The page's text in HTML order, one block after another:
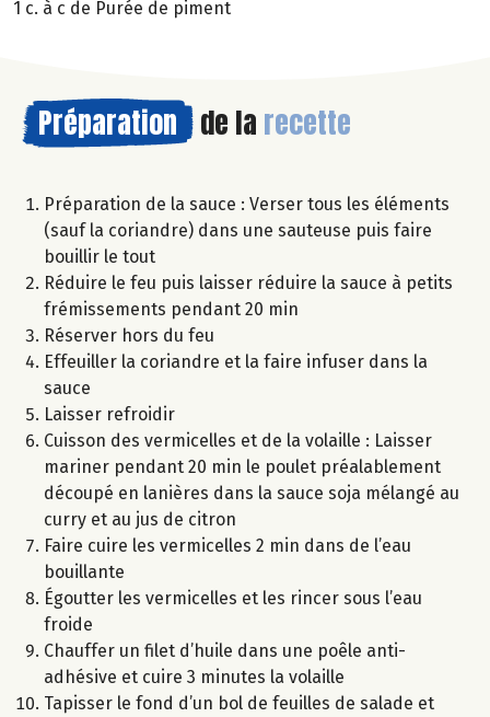
1 c. à c de Purée de piment
Préparation de la recette
Préparation de la sauce : Verser tous les éléments
(sauf la coriandre) dans une sauteuse puis faire
bouillir le tout
Réduire le feu puis laisser réduire la sauce à petits
frémissements pendant 20 min
Réserver hors du feu
Effeuiller la coriandre et la faire infuser dans la
sauce
Laisser refroidir
Cuisson des vermicelles et de la volaille : Laisser
mariner pendant 20 min le poulet préalablement
découpé en lanières dans la sauce soja mélangé au
curry et au jus de citron
Faire cuire les vermicelles 2 min dans de l’eau
bouillante
Égoutter les vermicelles et les rincer sous l’eau
froide
Chauffer un filet d’huile dans une poêle anti-
adhésive et cuire 3 minutes la volaille
Tapisser le fond d’un bol de feuilles de salade et